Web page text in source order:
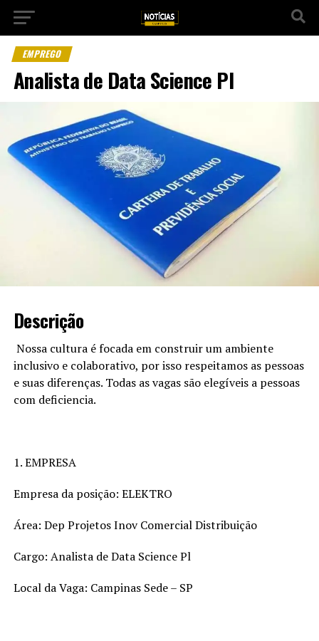
EMPREGO
Analista de Data Science Pl
Descrição
Nossa cultura é focada em construir um ambiente
inclusivo e colaborativo, por isso respeitamos as pessoas
e suas diferenças. Todas as vagas são elegíveis a pessoas
com deficiencia.
1. EMPRESA
Empresa da posição: ELEKTRO
Área: Dep Projetos Inov Comercial Distribuição
Cargo: Analista de Data Science Pl
Local da Vaga: Campinas Sede – SP